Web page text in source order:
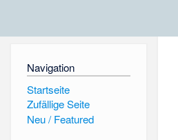
Navigation
Startseite
Zufällige Seite
Neu / Featured